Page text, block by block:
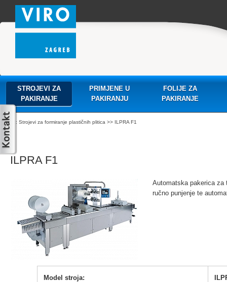
STROJEVI ZA
PAKIRANJE
PRIMJENE U
PAKIRANJU
FOLIJE ZA
PAKIRANJE
: Strojevi za formiranje plastičnih plitica >> ILPRA F1
ILPRA F1
Automatska pakerica za
ručno punjenje te
Model stroja: